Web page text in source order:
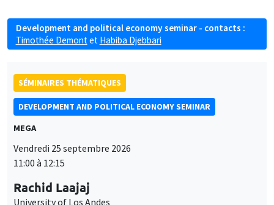
Development and political economy seminar - contacts :
Timothée Demont et Habiba Djebbari
SÉMINAIRES THÉMATIQUES
DEVELOPMENT AND POLITICAL ECONOMY SEMINAR
MEGA
Vendredi 25 septembre 2026
11:00 à 12:15
Rachid Laajaj
University of Los Andes